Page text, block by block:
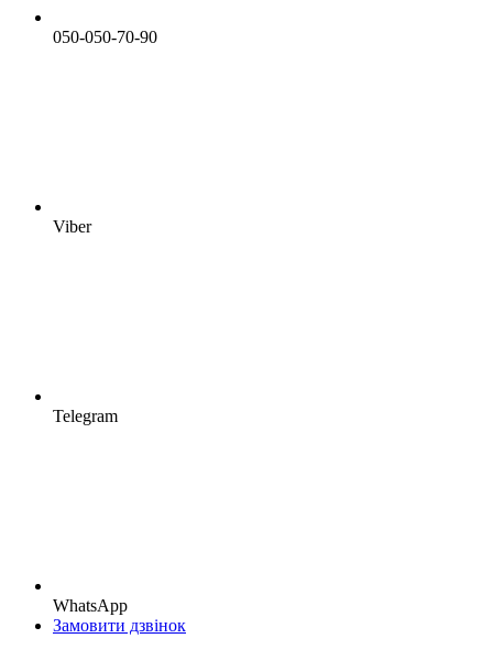
050-050-70-90
Viber
Telegram
WhatsApp
Замовити дзвінок